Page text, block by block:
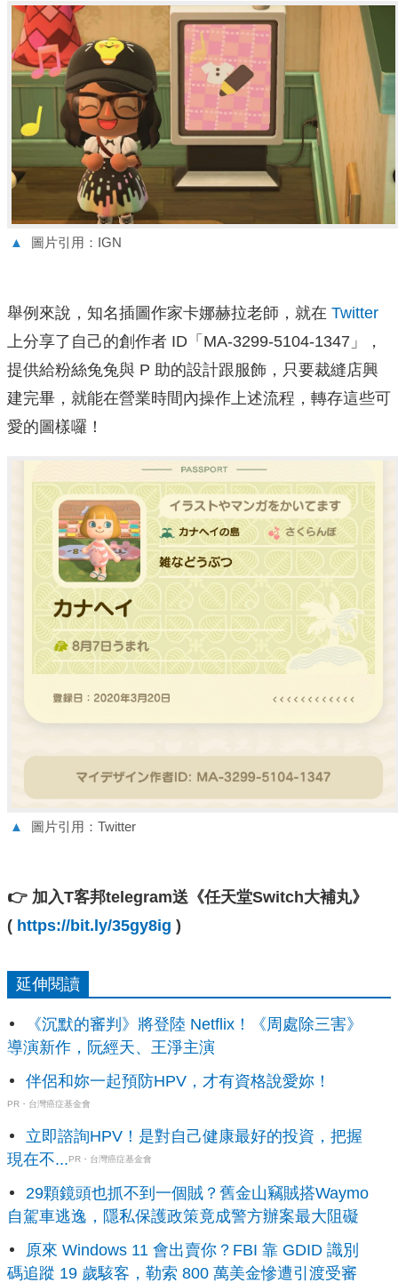
▲ 圖片引用：IGN
舉例來說，知名插圖作家卡娜赫拉老師，就在 Twitter
上分享了自己的創作者 ID「MA-3299-5104-1347」，
提供給粉絲兔兔與 P 助的設計跟服飾，只要裁縫店興
建完畢，就能在營業時間內操作上述流程，轉存這些可
愛的圖樣囉！
▲ 圖片引用：Twitter
👉 加入T客邦telegram送《任天堂Switch大補丸》
( https://bit.ly/35gy8ig )
延伸閱讀
《沉默的審判》將登陸 Netflix！《周處除三害》
導演新作，阮經天、王淨主演
伴侶和妳一起預防HPV，才有資格說愛妳！
PR・台灣癌症基金會
立即諮詢HPV！是對自己健康最好的投資，把握
現在不...PR・台灣癌症基金會
29顆鏡頭也抓不到一個賊？舊金山竊賊搭Waymo
自駕車逃逸，隱私保護政策竟成警方辦案最大阻礙
原來 Windows 11 會出賣你？FBI 靠 GDID 識別
碼追蹤 19 歲駭客，勒索 800 萬美金慘遭引渡受審